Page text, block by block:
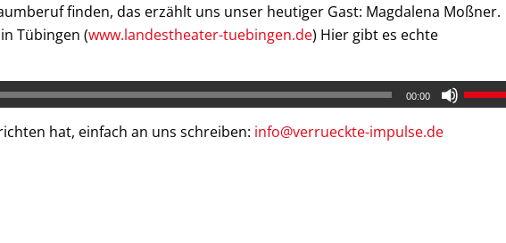
finden, das erzählt uns unser heutiger Gast: Magdalena Moßner.
Tübingen (www.landestheater-tuebingen.de) Hier gibt es echte
00:00
hat, einfach an uns schreiben: info@verrueckte-impulse.de